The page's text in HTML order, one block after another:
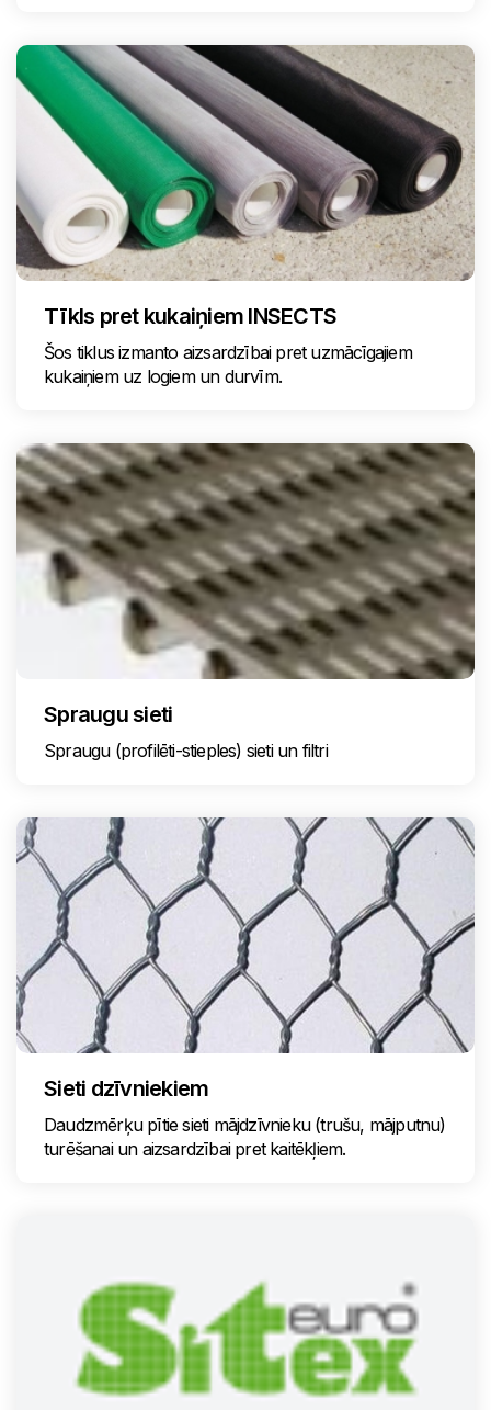
Tīkls pret kukaiņiem INSECTS
Šos tiklus izmanto aizsardzībai pret uzmācīgajiem
kukaiņiem uz logiem un durvīm.
Spraugu sieti
Spraugu (profilēti-stieples) sieti un filtri
Sieti dzīvniekiem
Daudzmērķu pītie sieti mājdzīvnieku (trušu, mājputnu)
turēšanai un aizsardzībai pret kaitēkļiem.